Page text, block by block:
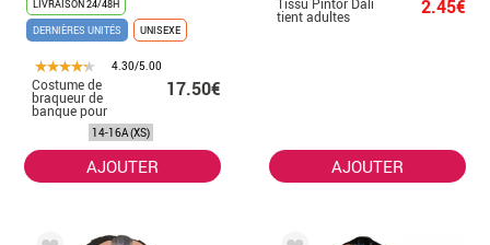
LIVRAISON 24/48H
DERNIÈRES UNITÉS
UNISEXE
4.30/5.00
Costume de
braqueur de
banque pour
enfants
17.50€
14-16A (XS)
AJOUTER
tient adultes 2.45€
AJOUTER